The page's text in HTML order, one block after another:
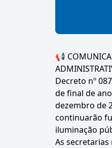
📢
Decreto nº
de final de
dezembro de
continuarão
iluminação
As